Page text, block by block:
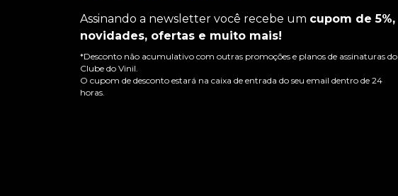
Assinando a newsletter você recebe um cupom de 5%,
novidades, ofertas e muito mais!
*Desconto não acumulativo com outras promoções e planos de assinaturas do
Clube do Vinil.
O cupom de desconto estará na caixa de entrada do seu email dentro de 24
horas.